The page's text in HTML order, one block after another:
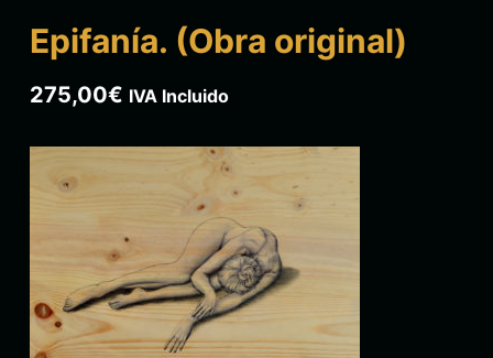
Epifanía. (Obra original)
275,00€ IVA Incluido